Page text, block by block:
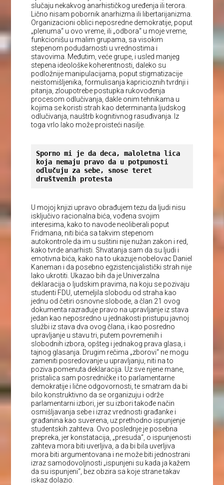
slučaju nekakvog anarhističkog uređenja ili terora.
Lično nisam pobornik anarhizma ili libertarijanizma.
Organizacioni oblici neposredne demokratije, poput
„plenuma“ u ovo vreme, ili „odbora“ u moje vreme,
funkcionišu u malim grupama, sa visokim
stepenom podudarnosti u vrednostima i
stavovima. Međutim, veće grupe, i usled manjeg
stepena ideološke koherentnosti, daleko su
podložnije manipulacijama, poput stigmatizacije
neistomišljenika, formulisanja kapricioznih tvrdnji i
pitanja, zloupotrebe postupka rukovođenja
procesom odlučivanja, dakle onim tehnikama u
kojima se koristi strah kao determinanta ljudskog
odlučivanja, nauštrb kognitivnog rasuđivanja. Iz
toga vrlo lako može proisteći nasilje.
Sporno mi je da deca, maloletna lica
koja nemaju pravo da u potpunosti
odlučuju za sebe, snose teret
društvenih protesta
U mojoj knjizi upravo obrađujem tezu da ljudi nisu
isključivo racionalna bića, vođena svojim
interesima, kako to navode neoliberali poput
Fridmana, niti bića sa takvim stepenom
autokontrole da im u suštini nije nužan zakon i red,
kako tvrde anarhisti. Shvatanja sam da su ljudi i
emotivna bića, kako na to ukazuje nobelovac Daniel
Kaneman i da posebno egzistencijalistički strah nije
lako ukrotiti. Ukazao bih da je Univerzalna
deklaracija o ljudskim pravima, na koju se pozivaju
studenti FDU, utemeljila slobodu od straha kao
jednu od četiri osnovne slobode, a član 21 ovog
dokumenta razrađuje pravo na upravljanje iz stava
jedan kao neposredno u jednakosti pristupu javnoj
službi iz stava dva ovog člana, i kao posredno
upravljanje u stavu tri, putem povremenih i
slobodnih izbora, opšteg i jednakog prava glasa, i
tajnog glasanja. Drugim rečima „zborovi“ ne mogu
zameniti posredovanje u upravljanju, niti na to
poziva pomenuta deklaracija . Uz sve njene mane,
pristalica sam posredničke i to parlamentarne
demokratije i lične odgovornosti, te smatram da bi
bilo konstruktivno da se organizuju i održe
parlamentarni izbori, jer su izbori takođe način
osmišljavanja sebe i izraz vrednosti građanke i
građanina kao suverena, uz prethodno ispunjenje
studentskih zahteva. Ovo poslednje je posebna
prepreka, jer konstatacija, „presuda“, o ispunjenosti
zahteva mora biti uverljiva, a da bi bila uverljiva
mora biti argumentovana i ne može biti jednostrani
izraz samodovoljnosti „ispunjeni su kada ja kažem
da su ispunjeni“, bez obzira sa koje strane takav
iskaz dolazio.